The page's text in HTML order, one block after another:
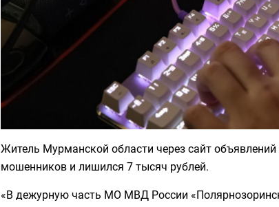
Житель Мурманской области через сайт
мошенников и лишился 7 тысяч рублей.
«В дежурную часть МО МВД России